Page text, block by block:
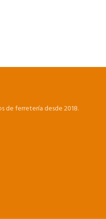
de ferretería desde 2018.